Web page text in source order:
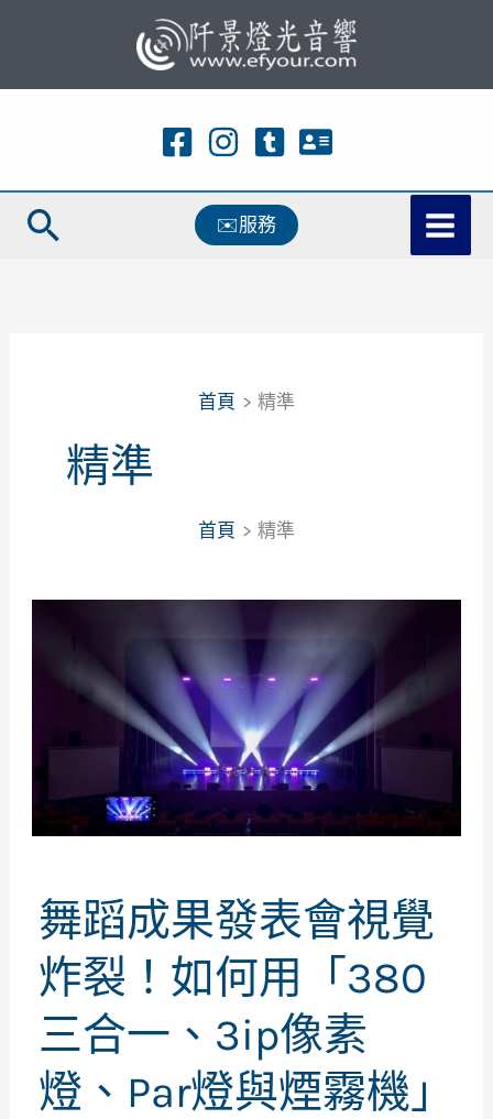
主
容
搜
✉️服務
首頁 精準
精準
首頁 精準
舞蹈成果發表會視覺
炸裂！如何用「380
三合一、3ip像素
燈、Par燈與煙霧機」